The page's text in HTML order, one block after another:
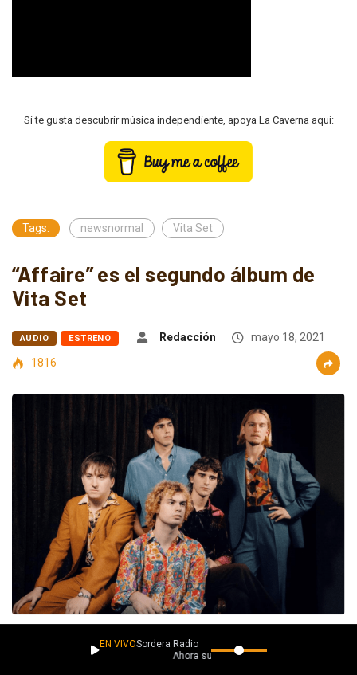
Si te gusta descubrir música independiente, apoya La Caverna aquí:
Tags: newsnormal Vita Set
“Affaire” es el segundo álbum de
Vita Set
AUDIO ESTRENO Redacción
mayo 18, 2021
1816
Compuesto por siete canciones, esta nueva entrega de la banda
EN VIVOSordera Radio
Ahora suena